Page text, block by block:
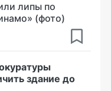
липы по
(фото)
здание до